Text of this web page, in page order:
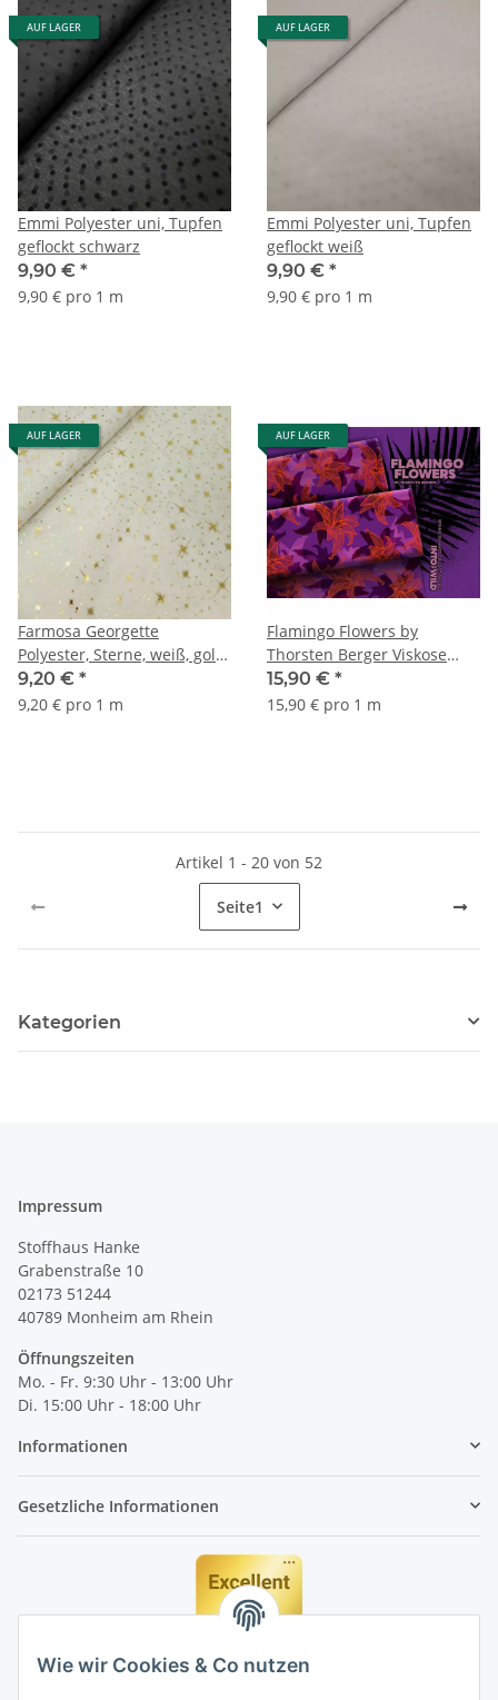
Wie wir Cookies & Co nutzen
AUF LAGER
Emmi Polyester uni, Tupfen
geflockt schwarz
9,90 € *
9,90 € pro 1 m
AUF LAGER
Emmi Polyester uni, Tupfen
geflockt weiß
9,90 € *
9,90 € pro 1 m
AUF LAGER
Farmosa Georgette
Polyester, Sterne, weiß, gold,
durchsichtig
9,20 € *
9,20 € pro 1 m
AUF LAGER
Flamingo Flowers by
Thorsten Berger Viskose
Webware, orange/lila
15,90 € *
15,90 € pro 1 m
Artikel 1 - 20 von 52
Seite1
Kategorien
Impressum
Stoffhaus Hanke
Grabenstraße 10
02173 51244
40789 Monheim am Rhein
Öffnungszeiten
Mo. - Fr. 9:30 Uhr - 13:00 Uhr
Di. 15:00 Uhr - 18:00 Uhr
Informationen
Gesetzliche Informationen